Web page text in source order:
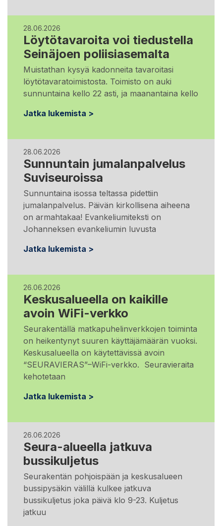
28.06.2026
Löytötavaroita voi tiedustella
Seinäjoen poliisiasemalta
Muistathan kysyä kadonneita tavaroitasi
löytötavaratoimistosta. Toimisto on auki
sunnuntaina kello 22 asti, ja maanantaina kello
Jatka lukemista >
28.06.2026
Sunnuntain jumalanpalvelus
Suviseuroissa
Sunnuntaina isossa teltassa pidettiin
jumalanpalvelus. Päivän kirkollisena aiheena
on armahtakaa! Evankeliumiteksti on
Johanneksen evankeliumin luvusta
Jatka lukemista >
26.06.2026
Keskusalueella on kaikille
avoin WiFi-verkko
Seurakentällä matkapuhelinverkkojen toiminta
on heikentynyt suuren käyttäjämäärän vuoksi.
Keskusalueella on käytettävissä avoin
“SEURAVIERAS”–WiFi-verkko. Seuravieraita
kehotetaan
Jatka lukemista >
26.06.2026
Seura-alueella jatkuva
bussikuljetus
Seurakentän pohjoispään ja keskusalueen
bussipysäkin välillä kulkee jatkuva
bussikuljetus joka päivä klo 9-23. Kuljetus
jatkuu